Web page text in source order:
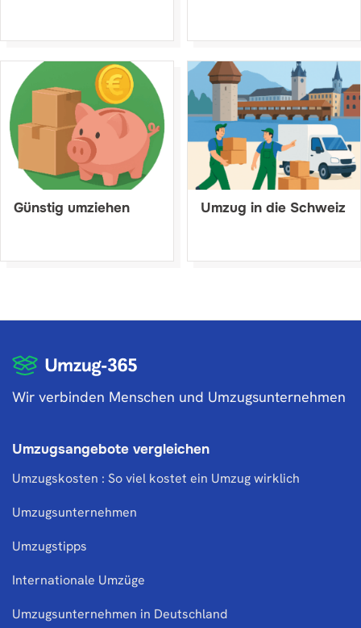
Günstig umziehen Umzug in die Schweiz
Wir verbinden Menschen und Umzugsunternehmen
Umzugsangebote vergleichen
Umzugskosten : So viel kostet ein Umzug wirklich
Umzugsunternehmen
Umzugstipps
Internationale Umzüge
Umzugsunternehmen in Deutschland